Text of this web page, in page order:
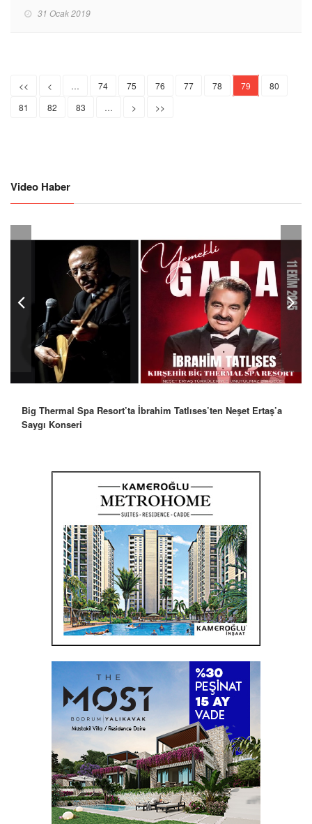
31 Ocak 2019
<< < … 74 75 76 77 78 79
80
81
82 83 … > >>
Video Haber
Robbie Williams’tan İstanbul’a Mesaj: “Unutulmaz Bir Gece
Olacak”